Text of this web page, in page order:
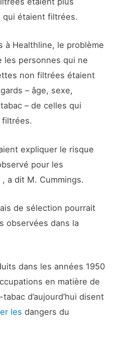
qui étaient filtrées.
à Healthline, le problème
personnes qui ne
non filtrées étaient
– âge, sexe,
– de celles qui
expliquer le risque
pour les
a dit M. Cummings.
de sélection pourrait
observées dans la
dans les années 1950
en matière de
d’aujourd’hui disent
les dangers du